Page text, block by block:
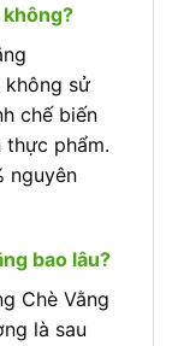
không?
không sử
chế biến
thực phẩm.
nguyên
bao lâu?
Chè Vằng
là sau